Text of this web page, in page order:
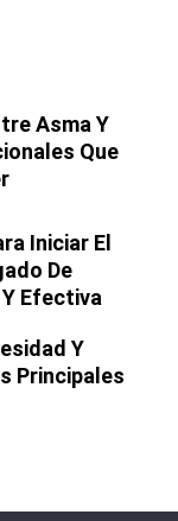
Asma Y
Que
Iniciar El
De
Efectiva
Y
Principales